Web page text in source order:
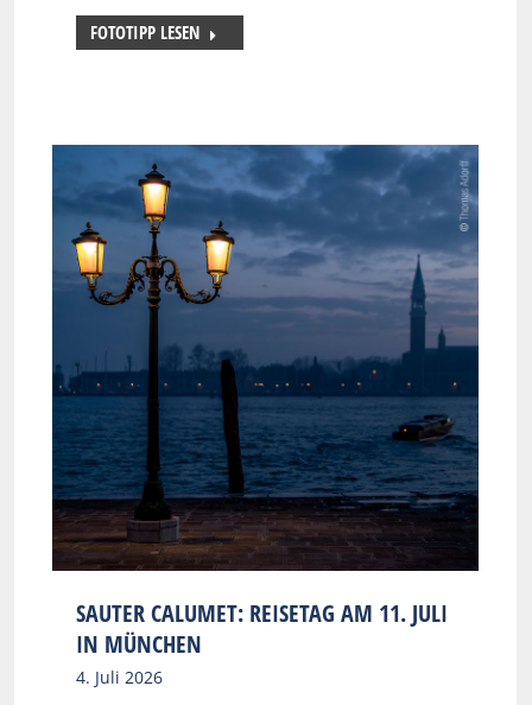
FOTOTIPP LESEN
SAUTER CALUMET: REISETAG AM 11. JULI
IN MÜNCHEN
4. Juli 2026